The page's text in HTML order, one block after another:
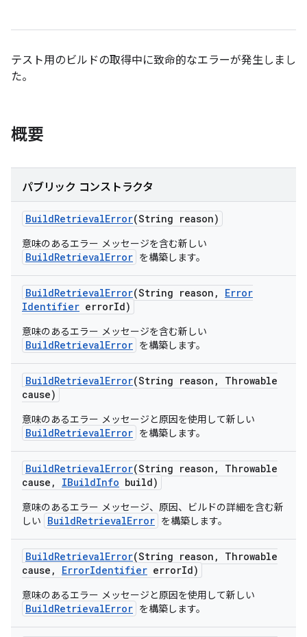
テスト用のビルドの取得中に致命的なエラーが発生しまし
た。
概要
パブリック コンストラクタ
BuildRetrievalError(String reason)
意味のあるエラー メッセージを含む新しい
BuildRetrievalError を構築します。
BuildRetrievalError(String reason ,
Error
Identifier errorId)
意味のあるエラー メッセージを含む新しい
BuildRetrievalError を構築します。
BuildRetrievalError(String reason ,
Throwable
cause)
意味のあるエラー メッセージと原因を使用して新しい
BuildRetrievalError を構築します。
BuildRetrievalError(String reason ,
Throwable
cause , IBuildInfo build)
意味のあるエラー メッセージ、原因、ビルドの詳細を含む新
しい
BuildRetrievalError を構築します。
BuildRetrievalError(String reason ,
Throwable
cause , ErrorIdentifier errorId)
意味のあるエラー メッセージと原因を使用して新しい
BuildRetrievalError を構築します。